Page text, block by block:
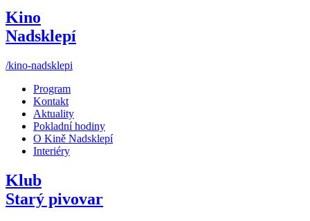
Kino
Nadsklepí
/kino-nadsklepi
Program
Kontakt
Aktuality
Pokladní hodiny
O Kině Nadsklepí
Interiéry
Klub
Starý pivovar